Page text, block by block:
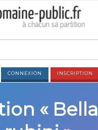
CONNEXION INSCRIPTION
« Bella